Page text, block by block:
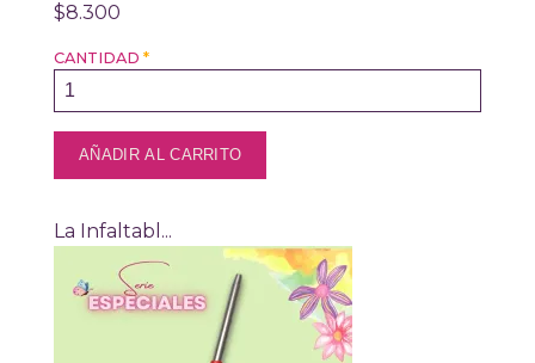
$8.300
CANTIDAD *
La Infaltabl...